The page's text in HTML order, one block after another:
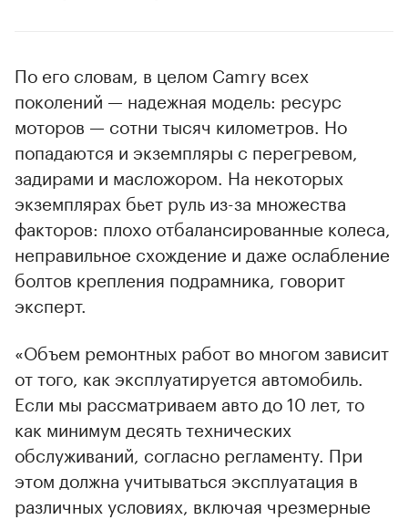
По его словам, в целом Camry всех
поколений — надежная модель: ресурс
моторов — сотни тысяч километров. Но
попадаются и экземпляры с перегревом,
задирами и масложором. На некоторых
экземплярах бьет руль из-за множества
факторов: плохо отбалансированные колеса,
неправильное схождение и даже ослабление
болтов крепления подрамника, говорит
эксперт.
«Объем ремонтных работ во многом зависит
от того, как эксплуатируется автомобиль.
Если мы рассматриваем авто до 10 лет, то
как минимум десять технических
обслуживаний, согласно регламенту. При
этом должна учитываться эксплуатация в
различных условиях, включая чрезмерные